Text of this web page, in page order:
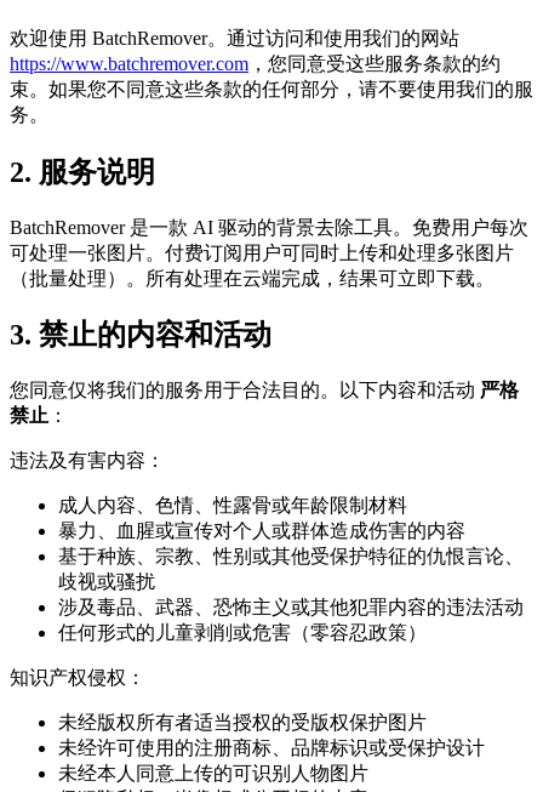
欢迎使用 BatchRemover。通过访问和使用我们的网站
https://www.batchremover.com ，您同意受这些服务条款的约
束。如果您不同意这些条款的任何部分，请不要使用我们的服
务。
2. 服务说明
BatchRemover 是一款 AI 驱动的背景去除工具。免费用户每次
可处理一张图片。付费订阅用户可同时上传和处理多张图片
（批量处理）。所有处理在云端完成，结果可立即下载。
3. 禁止的内容和活动
您同意仅将我们的服务用于合法目的。以下内容和活动 严格
禁止 ：
违法及有害内容：
成人内容、色情、性露骨或年龄限制材料
暴力、血腥或宣传对个人或群体造成伤害的内容
基于种族、宗教、性别或其他受保护特征的仇恨言论、
歧视或骚扰
涉及毒品、武器、恐怖主义或其他犯罪内容的违法活动
任何形式的儿童剥削或危害（零容忍政策）
知识产权侵权：
未经版权所有者适当授权的受版权保护图片
未经许可使用的注册商标、品牌标识或受保护设计
未经本人同意上传的可识别人物图片